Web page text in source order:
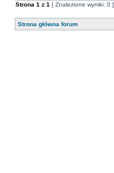
Strona 1 z 1 [ Znalezione wyniki: 0 ]
Strona główna forum